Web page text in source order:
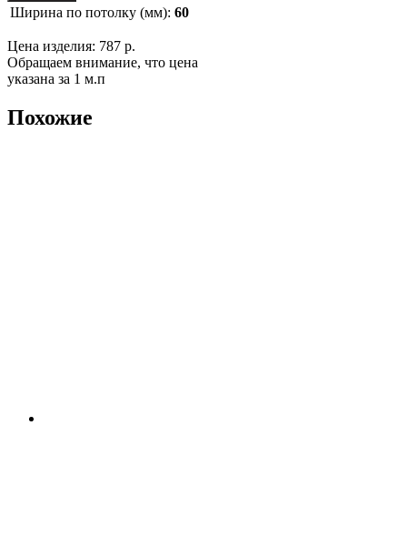
Ширина по потолку (мм): 60
Цена изделия: 787 р.
Обращаем внимание, что цена
указана за 1 м.п
Похожие